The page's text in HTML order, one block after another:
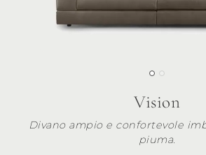
Vision
Divano ampio e confortevole
piuma.